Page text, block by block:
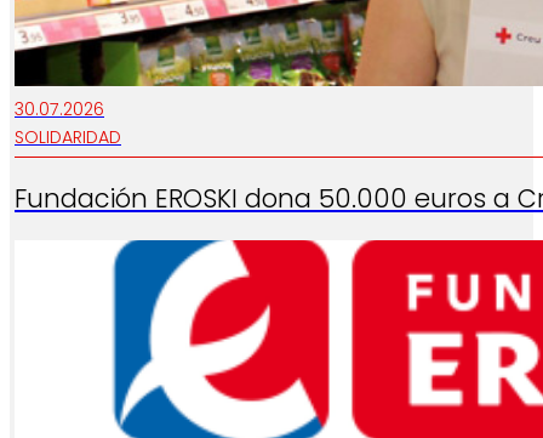
30.07.2026
SOLIDARIDAD
Fundación EROSKI dona 50.000 euros a